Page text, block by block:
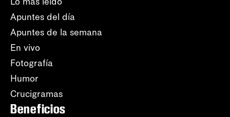
Apuntes del día
Apuntes de la semana
En vivo
Fotografía
Humor
Crucigramas
Beneficios